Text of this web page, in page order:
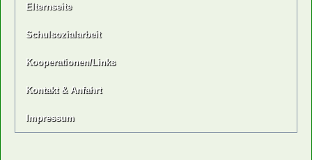
Elternseite
Schulsozialarbeit
Kooperationen/Links
Kontakt & Anfahrt
Impressum